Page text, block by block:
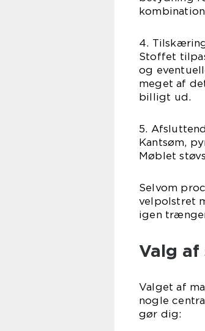
4.
Stoffet
og
meget af
billigt ud.
5.
Kantsøm,
Møblet
Selvom
velpolstret
igen
Valg
Valget af
nogle
gør dig: